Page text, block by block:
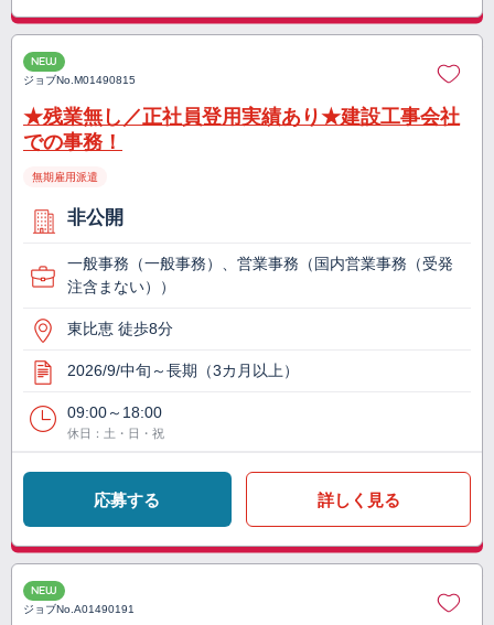
NEW
ジョブNo.M01490815
★残業無し／正社員登用実績あり★建設工事会社
での事務！
無期雇用派遣
非公開
一般事務（一般事務）、営業事務（国内営業事務（受発
注含まない））
東比恵 徒歩8分
2026/9/中旬～長期（3カ月以上）
09:00～18:00
休日：土・日・祝
応募する 詳しく見る
NEW
ジョブNo.A01490191